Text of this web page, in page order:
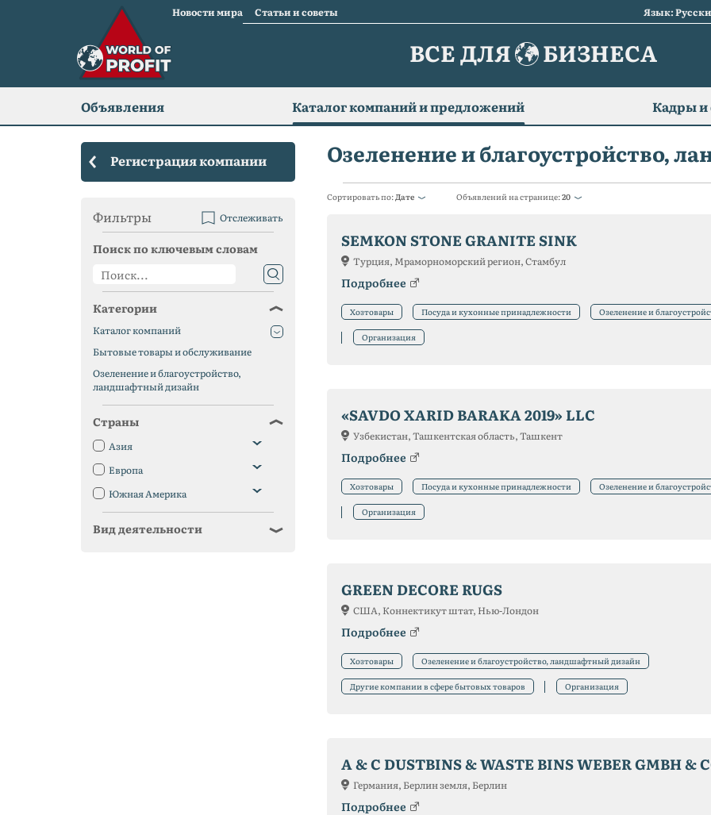
Новости мира Статьи и советы Язык:
ВСЕ ДЛЯ БИЗНЕСА
Объявления Каталог компаний и предложений Кадры
Озеленение и благоустройство,
Сортировать по:Дате Объявлений на странице:20
SEMKON STONE GRANITE SINK
Турция, Мраморноморский регион, Стамбул
Подробнее
Хозтовары Посуда и кухонные принадлежности Озеленение и
Организация
«SAVDO XARID BARAKA 2019» LLC
Узбекистан, Ташкентская область, Ташкент
Подробнее
Хозтовары Посуда и кухонные принадлежности Озеленение и
Организация
GREEN DECORE RUGS
США, Коннектикут штат, Нью-Лондон
Подробнее
Хозтовары Озеленение и благоустройство, ландшафтный дизайн
Другие компании в сфере бытовых товаров Организация
A & C DUSTBINS & WASTE BINS WEBER GMBH &
Германия, Берлин земля, Берлин
Подробнее
Регистрация компании
Фильтры Отслеживать
Поиск по ключевым словам
Категории
Каталог компаний
Бытовые товары и обслуживание
Озеленение и благоустройство,
ландшафтный дизайн
Страны
Азия
Европа
Южная Америка
Вид деятельности